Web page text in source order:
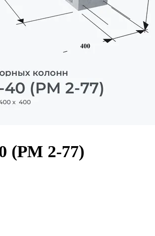
(РМ 2-77)